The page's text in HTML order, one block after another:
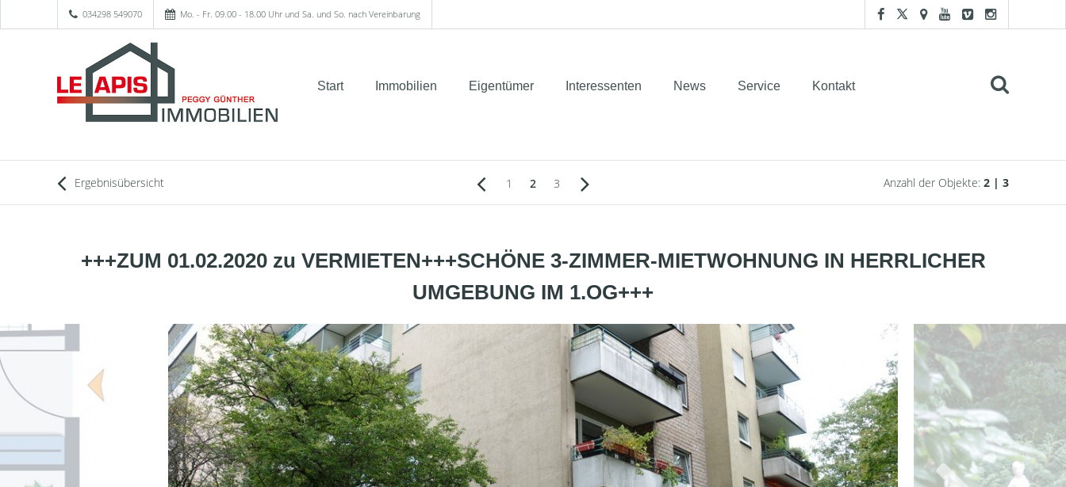
034298 549070 Mo. - Fr. 09.00 - 18.00 Uhr und Sa. und So. nach Vereinbarung
Start Immobilien Eigentümer Interessenten News Service Kontakt
Ergebnisübersicht 1 2 3 Anzahl der Objekte: 2 | 3
+++ZUM 01.02.2020 zu VERMIETEN+++SCHÖNE 3-ZIMMER-MIETWOHNUNG IN HERRLICHER
UMGEBUNG IM 1.OG+++